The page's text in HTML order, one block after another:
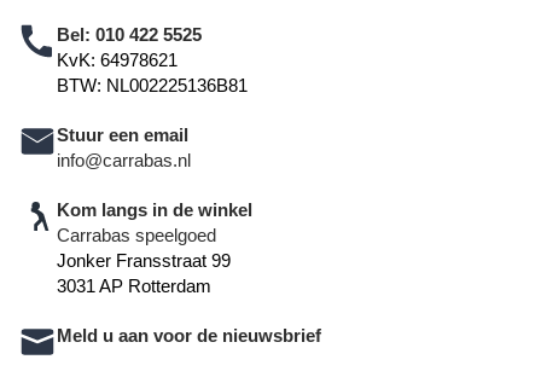
Bel: 010 422 5525
KvK: 64978621
BTW: NL002225136B81
Stuur een email
info@carrabas.nl
Kom langs in de winkel
Carrabas speelgoed
Jonker Fransstraat 99
3031 AP Rotterdam
Meld u aan voor de nieuwsbrief